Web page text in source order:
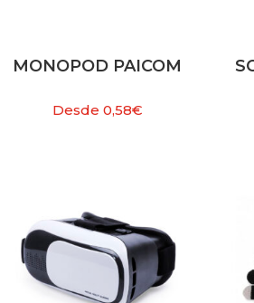
MONOPOD PAICOM
Desde 0,58€